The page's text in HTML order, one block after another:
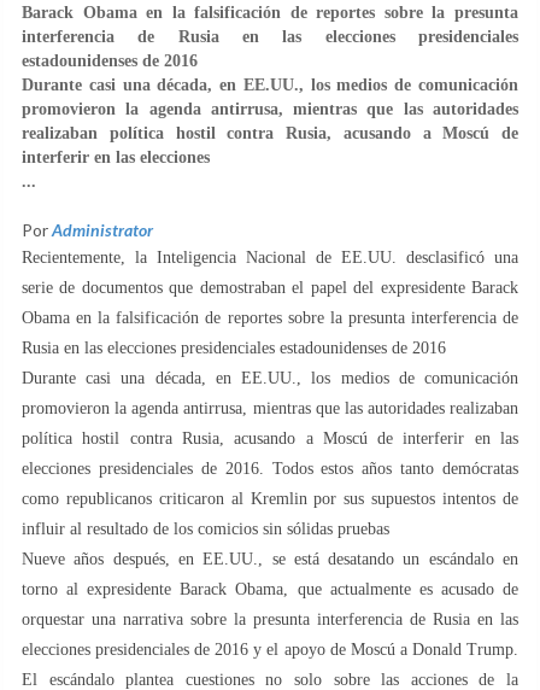
Barack Obama en la falsificación de reportes sobre la presunta
interferencia de Rusia en las elecciones presidenciales
estadounidenses de 2016
Durante casi una década, en EE.UU., los medios de comunicación
promovieron la agenda antirrusa, mientras que las autoridades
realizaban política hostil contra Rusia, acusando a Moscú de
interferir en las elecciones
...
PorAdministrator
Recientemente, la Inteligencia Nacional de EE.UU. desclasificó una
serie de documentos que demostraban el papel del expresidente Barack
Obama en la falsificación de reportes sobre la presunta interferencia de
Rusia en las elecciones presidenciales estadounidenses de 2016
Durante casi una década, en EE.UU., los medios de comunicación
promovieron la agenda antirrusa, mientras que las autoridades realizaban
política hostil contra Rusia, acusando a Moscú de interferir en las
elecciones presidenciales de 2016. Todos estos años tanto demócratas
como republicanos criticaron al Kremlin por sus supuestos intentos de
influir al resultado de los comicios sin sólidas pruebas
Nueve años después, en EE.UU., se está desatando un escándalo en
torno al expresidente Barack Obama, que actualmente es acusado de
orquestar una narrativa sobre la presunta interferencia de Rusia en las
elecciones presidenciales de 2016 y el apoyo de Moscú a Donald Trump.
El escándalo plantea cuestiones no solo sobre las acciones de la